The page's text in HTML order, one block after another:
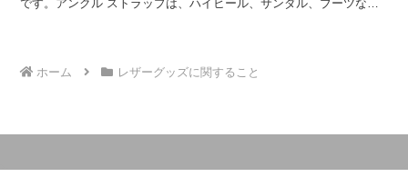
水分を吸収して膨張します。湿度が低いと、革製品は水分を放出して
です。アンクル ストラップは、ハイヒール、サンダル、ブーツな
ホーム
レザーグッズに関すること